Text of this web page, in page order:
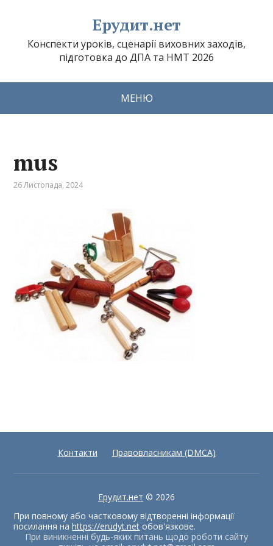
Ерудит.нет
Конспекти уроків, сценарії виховних заходів,
підготовка до ДПА та НМТ 2026
МЕНЮ
mus
26 Листопада, 2024
Контакти Правовласникам (DMCA)
Ерудит.нет © 2026
При повному або частковому відтворенні інформації
посилання наhttps://erudyt.net обов'язкове.
При виникненні будь-яких питань щодо роботи сайту